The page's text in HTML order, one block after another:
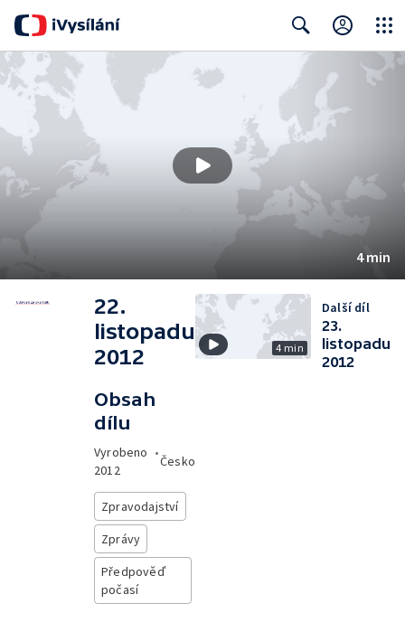
Search
4 min
22.
listopadu
2012
Obsah
dílu
Vyrobeno
2012
•
Česko
Zpravodajství
Zprávy
Předpověď
počasí
4 min
Další díl
23.
listopadu
2012